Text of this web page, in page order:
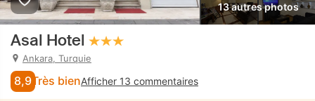
13 autres photos
Asal Hotel
Ankara, Turquie
8,9 Très bienAfficher 13 commentaires